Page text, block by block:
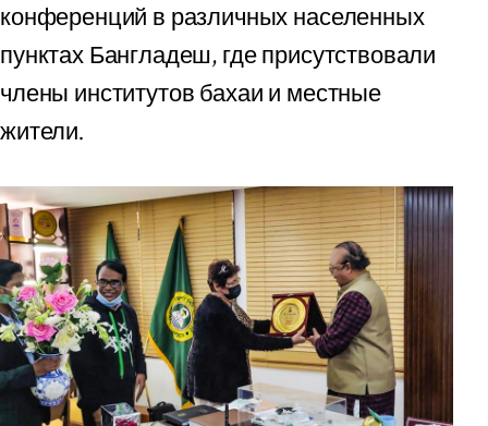
конференций в различных населенных
пунктах Бангладеш, где присутствовали
члены институтов бахаи и местные
жители.